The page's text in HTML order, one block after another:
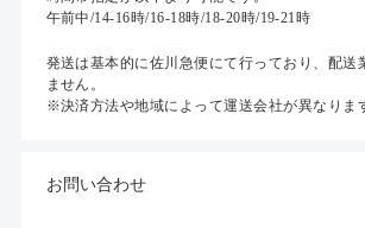
午前中/14-16時/16-18時/18-20時/19-21時
発送は基本的に佐川急便にて行っており、配送
ません。
※決済方法や地域によって運送会社が異なりま
お問い合わせ